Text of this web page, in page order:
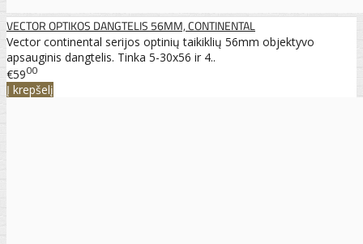
VECTOR OPTIKOS DANGTELIS 56MM, CONTINENTAL
Vector continental serijos optinių taikiklių 56mm objektyvo
apsauginis dangtelis. Tinka 5-30x56 ir 4..
€5900
Į krepšelį